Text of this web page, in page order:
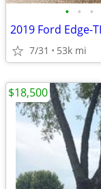
• • •
7/31 53k mi
$18,500